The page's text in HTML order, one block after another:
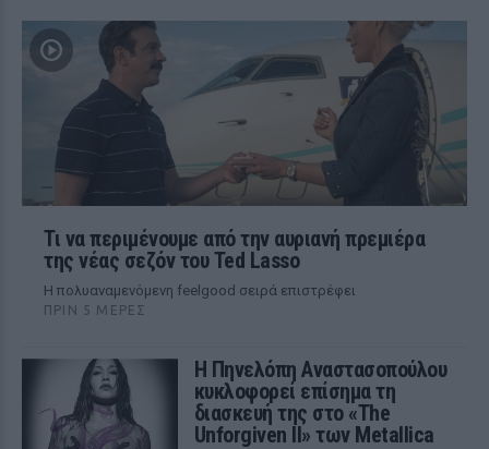
Τι να περιμένουμε από την αυριανή πρεμιέρα
της νέας σεζόν του Ted Lasso
Η πολυαναμενόμενη feelgood σειρά επιστρέφει
ΠΡΙΝ 5 ΜΈΡΕΣ
Η Πηνελόπη Αναστασοπούλου
κυκλοφορεί επίσημα τη
διασκευή της στο «The
Unforgiven II» των Metallica